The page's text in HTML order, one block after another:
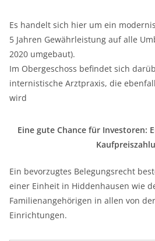
Es handelt sich hier um ein
5 Jahren Gewährleistung auf alle
2020 umgebaut).
Im Obergeschoss befindet sich
internistische Arztpraxis, die
wird
Eine gute Chance für Investoren:
Ein bevorzugtes Belegungsrecht
einer Einheit in Hiddenhausen wie
Familienangehörigen in allen von der
Einrichtungen.